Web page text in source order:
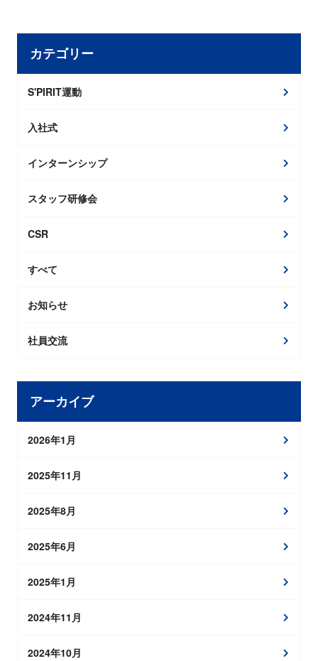
カテゴリー
S'PIRIT運動
入社式
インターンシップ
スタッフ研修会
CSR
すべて
お知らせ
社員交流
アーカイブ
2026年1月
2025年11月
2025年8月
2025年6月
2025年1月
2024年11月
2024年10月